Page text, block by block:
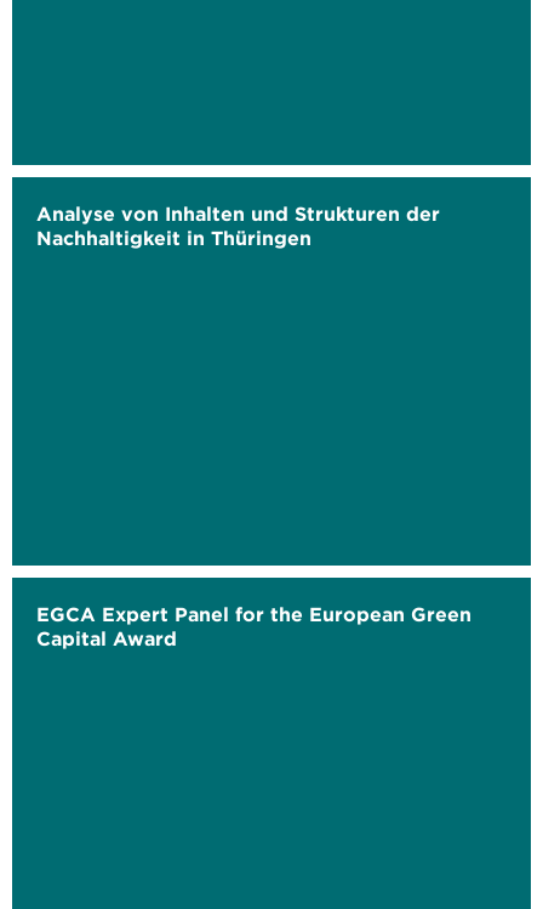
Analyse von Inhalten und Strukturen der
Nachhaltigkeit in Thüringen
EGCA Expert Panel for the European Green
Capital Award